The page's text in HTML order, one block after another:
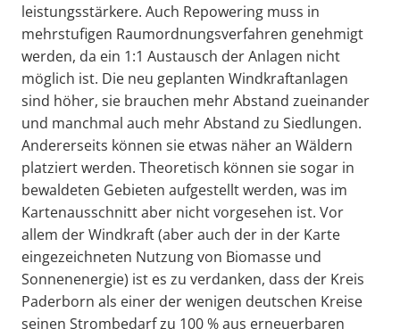
leistungsstärkere. Auch Repowering muss in
mehrstufigen Raumordnungsverfahren genehmigt
werden, da ein 1:1 Austausch der Anlagen nicht
möglich ist. Die neu geplanten Windkraftanlagen
sind höher, sie brauchen mehr Abstand zueinander
und manchmal auch mehr Abstand zu Siedlungen.
Andererseits können sie etwas näher an Wäldern
platziert werden. Theoretisch können sie sogar in
bewaldeten Gebieten aufgestellt werden, was im
Kartenausschnitt aber nicht vorgesehen ist. Vor
allem der Windkraft (aber auch der in der Karte
eingezeichneten Nutzung von Biomasse und
Sonnenenergie) ist es zu verdanken, dass der Kreis
Paderborn als einer der wenigen deutschen Kreise
seinen Strombedarf zu 100 % aus erneuerbaren